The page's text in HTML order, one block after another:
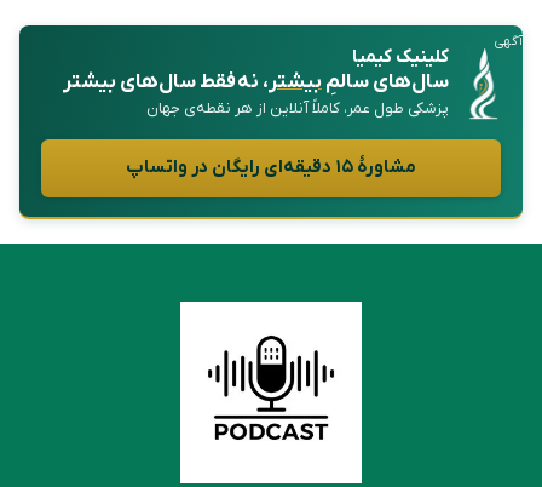
آگهی
کلینیک کیمیا
سال‌های سالمِبیشتر، نه فقط سال‌های بیشتر
پزشکی طول عمر، کاملاً آنلاین از هر نقطه‌ی جهان
مشاورهٔ ۱۵ دقیقه‌ای رایگان در واتساپ